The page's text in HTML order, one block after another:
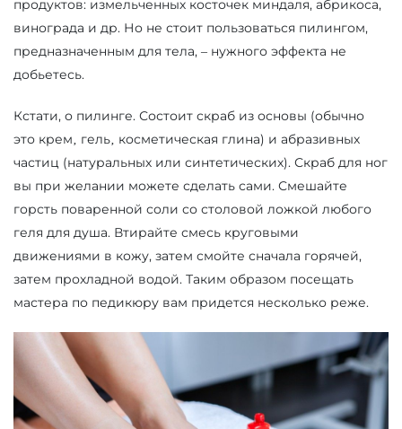
продуктов: измельченных косточек миндаля, абрикоса,
винограда и др. Но не стоит пользоваться пилингом,
предназначенным для тела, – нужного эффекта не
добьетесь.
Кстати, о пилинге. Состоит скраб из основы (обычно
это крем‚ гель‚ косметическая глина) и абразивных
частиц (натуральных или синтетических). Скраб для ног
вы при желании можете сделать сами. Смешайте
горсть поваренной соли со столовой ложкой любого
геля для душа. Втирайте смесь круговыми
движениями в кожу, затем смойте сначала горячей,
затем прохладной водой. Таким образом посещать
мастера по педикюру вам придется несколько реже.